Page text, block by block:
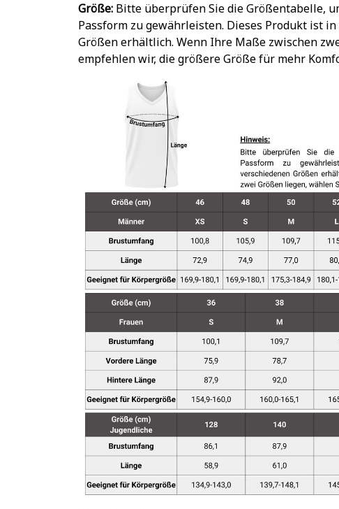
Größe: Bitte überprüfen Sie die Größentabelle,
Passform zu gewährleisten. Dieses Produkt ist
Größen erhältlich. Wenn Ihre Maße zwischen
empfehlen wir, die größere Größe für mehr